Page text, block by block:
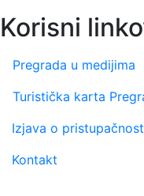
Korisni
Pregrada u medijima
Turistička karta
Footer
Izjava o
Kontakt